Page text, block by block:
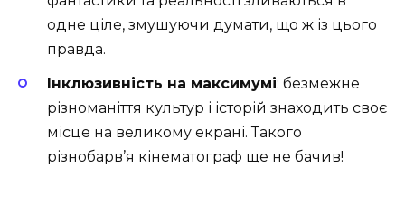
одне ціле, змушуючи думати, що ж із цього
правда.
Інклюзивність на максимумі: безмежне
різноманіття культур і історій знаходить своє
місце на великому екрані. Такого
різнобарв’я кінематограф ще не бачив!